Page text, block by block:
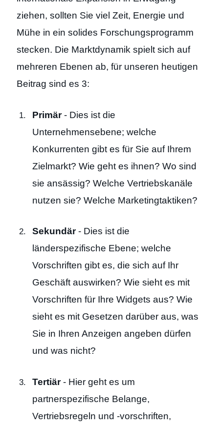
ziehen, sollten Sie viel Zeit, Energie und
Mühe in ein solides Forschungsprogramm
stecken. Die Marktdynamik spielt sich auf
mehreren Ebenen ab, für unseren heutigen
Beitrag sind es 3:
Primär- Dies ist die
Unternehmensebene; welche
Konkurrenten gibt es für Sie auf Ihrem
Zielmarkt? Wie geht es ihnen? Wo sind
sie ansässig? Welche Vertriebskanäle
nutzen sie? Welche Marketingtaktiken?
Sekundär- Dies ist die
länderspezifische Ebene; welche
Vorschriften gibt es, die sich auf Ihr
Geschäft auswirken? Wie sieht es mit
Vorschriften für Ihre Widgets aus? Wie
sieht es mit Gesetzen darüber aus, was
Sie in Ihren Anzeigen angeben dürfen
und was nicht?
Tertiär- Hier geht es um
partnerspezifische Belange,
Vertriebsregeln und -vorschriften,